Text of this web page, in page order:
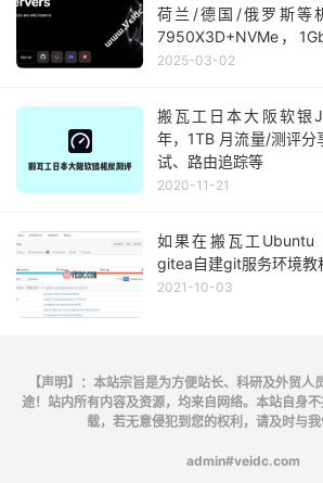
荷兰/德国/俄罗斯等
7950X3D+NVMe，
€4.94起
2025-03-02
搬瓦工日本大阪软银
年，1TB 月流量/测评分
试、路由追踪等
2020-11-21
如果在搬瓦工
gitea自建git服务环境教
2021-10-03
【声明】：本站宗旨是为方便站长、科研及外贸人
途！站内所有内容及资源，均来自网络。本站自身
载，若无意侵犯到您的权利，请及时与
admin#veidc.com